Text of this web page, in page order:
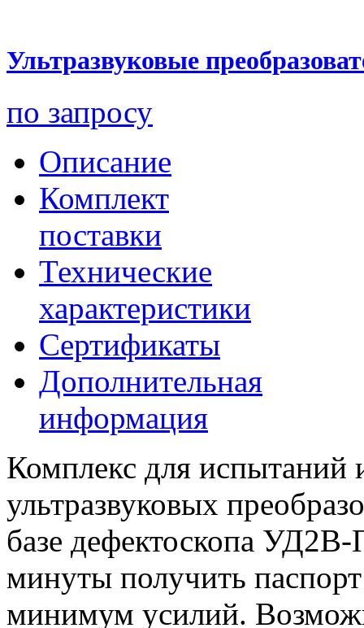
Ультразвуковые
по запросу
Описание
Комплект
поставки
Технические
характеристики
Сертификаты
Дополнительная
информация
Комплекс для испытаний
ультразвуковых
базе дефектоскопа УД2В-
минуты получить
минимум усилий.